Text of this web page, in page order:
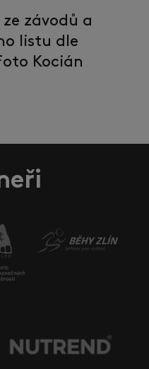
závodů a
listu dle
Kocián